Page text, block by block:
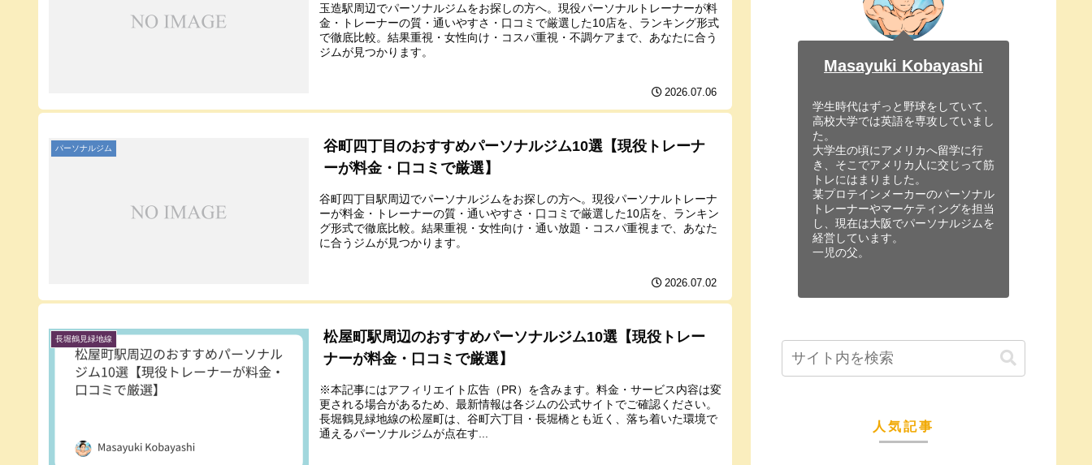
玉造駅周辺でパーソナルジムをお探しの方へ。現役パーソナルトレーナーが料
金・トレーナーの質・通いやすさ・口コミで厳選した10店を、ランキング形式
で徹底比較。結果重視・女性向け・コスパ重視・不調ケアまで、あなたに合う
ジムが見つかります。
2026.07.06
パーソナルジム
谷町四丁目のおすすめパーソナルジム10選【現役トレーナ
ーが料金・口コミで厳選】
谷町四丁目駅周辺でパーソナルジムをお探しの方へ。現役パーソナルトレーナ
ーが料金・トレーナーの質・通いやすさ・口コミで厳選した10店を、ランキン
グ形式で徹底比較。結果重視・女性向け・通い放題・コスパ重視まで、あなた
に合うジムが見つかります。
2026.07.02
長堀鶴見緑地線
松屋町駅周辺のおすすめパーソナルジム10選【現役トレー
ナーが料金・口コミで厳選】
※本記事にはアフィリエイト広告（PR）を含みます。料金・サービス内容は変
更される場合があるため、最新情報は各ジムの公式サイトでご確認ください。
長堀鶴見緑地線の松屋町は、谷町六丁目・長堀橋とも近く、落ち着いた環境で
通えるパーソナルジムが点在す...
Masayuki Kobayashi
学生時代はずっと野球をしていて、
高校大学では英語を専攻していまし
た。
大学生の頃にアメリカへ留学に行
き、そこでアメリカ人に交じって筋
トレにはまりました。
某プロテインメーカーのパーソナル
トレーナーやマーケティングを担当
し、現在は大阪でパーソナルジムを
経営しています。
一児の父。
人気記事